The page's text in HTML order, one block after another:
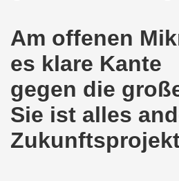
Am offenen
es klare Kante
gegen die
Sie ist alles
Bewegung
Bürger am
Gelsenkirchener Montagsdemo-
Bewegung am 17.05.2021